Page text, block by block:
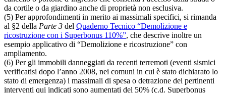
da cortile o da giardino anche di proprietà non esclusiva.
(5) Per approfondimenti in merito ai massimali specifici, si rimanda
al §2 della Parte 3 del Quaderno Tecnico “Demolizione e
ricostruzione con i Superbonus 110%”, che descrive inoltre un
esempio applicativo di “Demolizione e ricostruzione” con
ampliamento.
(6) Per gli immobili danneggiati da recenti terremoti (eventi sismici
verificatisi dopo l’anno 2008, nei comuni in cui è stato dichiarato lo
stato di emergenza) i massimali di spesa o detrazione dei pertinenti
interventi qui indicati sono aumentati del 50% (c.d. Superbonus